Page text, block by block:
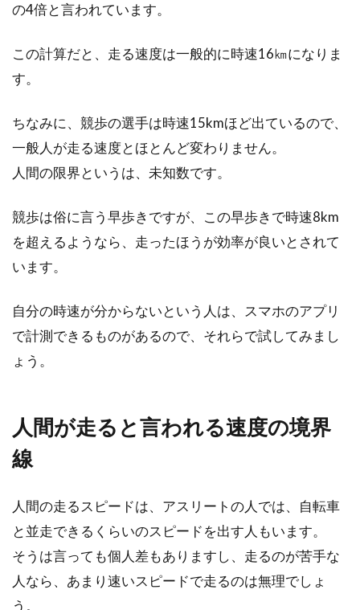
の4倍と言われています。
この計算だと、走る速度は一般的に時速16㎞になりま
す。
ちなみに、競歩の選手は時速15kmほど出ているので、
一般人が走る速度とほとんど変わりません。
人間の限界というは、未知数です。
競歩は俗に言う早歩きですが、この早歩きで時速8km
を超えるようなら、走ったほうが効率が良いとされて
います。
自分の時速が分からないという人は、スマホのアプリ
で計測できるものがあるので、それらで試してみまし
ょう。
人間が走ると言われる速度の境界
線
人間の走るスピードは、アスリートの人では、自転車
と並走できるくらいのスピードを出す人もいます。
そうは言っても個人差もありますし、走るのが苦手な
人なら、あまり速いスピードで走るのは無理でしょ
う。